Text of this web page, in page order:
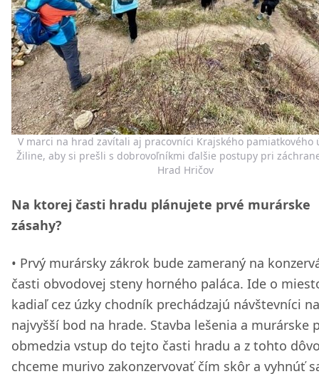
V marci na hrad zavítali aj pracovníci Krajského pamiatkového
Žiline, aby si prešli s dobrovoľníkmi ďalšie postupy pri
Hrad Hričov
Na ktorej časti hradu plánujete prvé murárske
zásahy?
Prvý murársky zákrok bude zameraný na
časti obvodovej steny horného paláca. Ide o
kadiaľ cez úzky chodník prechádzajú návštevníci na
najvyšší bod na hrade. Stavba lešenia a murárske
obmedzia vstup do tejto časti hradu a z tohto
chceme murivo zakonzervovať čím skôr a vyhnúť